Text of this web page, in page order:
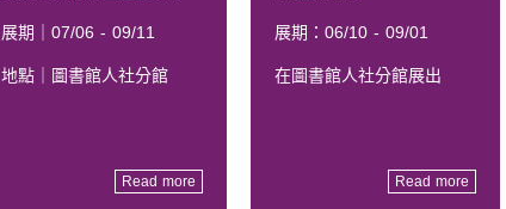
展期｜07/06 - 09/11
地點｜圖書館人社分館
Read more
展期：06/10 - 09/01
在圖書館人社分館展出
Read more